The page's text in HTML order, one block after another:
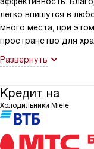
легко впишутся в
много места, при
пространство для
Развернуть
Кредит на
Холодильники Miele